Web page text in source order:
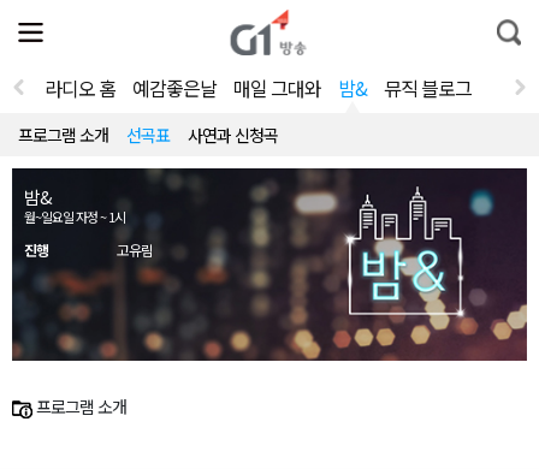
전
체
뉴
열
통
합
라디오 홈 예감좋은날 매일 그대와 밤& 뮤직 블로그
프로그램 소개 선곡표 사연과 신청곡
밤&
월~일요일 자정 ~ 1시
진행 고유림
프로그램 소개